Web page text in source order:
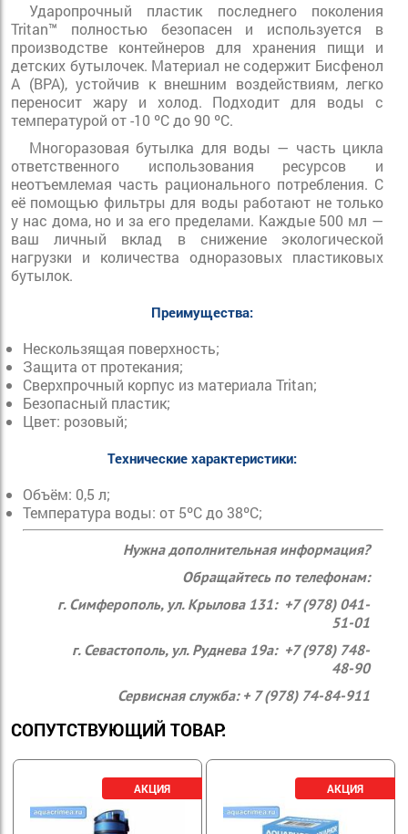
Ударопрочный пластик последнего поколения
Tritan™ полностью безопасен и используется в
производстве контейнеров для хранения пищи и
детских бутылочек. Материал не содержит Бисфенол
А (BPA), устойчив к внешним воздействиям, легко
переносит жару и холод. Подходит для воды с
температурой от -10 ºC до 90 ºC.
Многоразовая бутылка для воды — часть цикла
ответственного использования ресурсов и
неотъемлемая часть рационального потребления. С
её помощью фильтры для воды работают не только
у нас дома, но и за его пределами. Каждые 500 мл —
ваш личный вклад в снижение экологической
нагрузки и количества одноразовых пластиковых
бутылок.
Преимущества:
Нескользящая поверхность;
Защита от протекания;
Сверхпрочный корпус из материала Tritan;
Безопасный пластик;
Цвет: розовый;
Технические характеристики:
Объём: 0,5 л;
Температура воды: от 5ºC до 38ºC;
Нужна дополнительная информация?
Обращайтесь по телефонам:
г. Симферополь, ул. Крылова 131: +7 (978) 041-
51-01
г. Севастополь, ул. Руднева 19а: +7 (978) 748-
48-90
Сервисная служба: + 7 (978) 74-84-911
СОПУТСТВУЮЩИЙ ТОВАР: